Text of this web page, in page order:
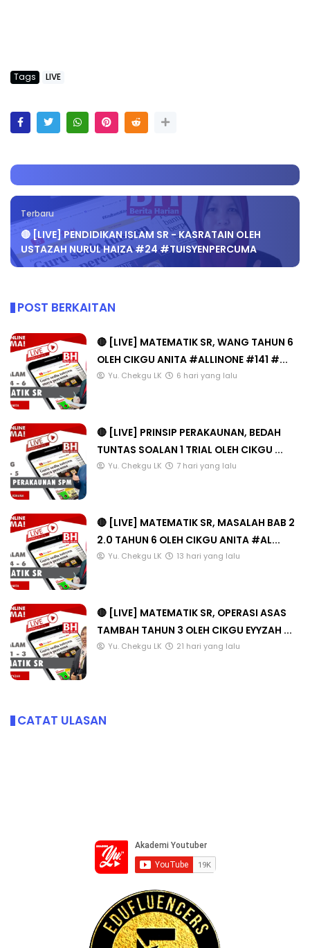
Tags LIVE
Terbaru
🔴 [LIVE] PENDIDIKAN ISLAM SR - KASRATAIN OLEH
USTAZAH NURUL HAIZA #24 #TUISYENPERCUMA
POST BERKAITAN
🔴 [LIVE] MATEMATIK SR, WANG TAHUN 6
OLEH CIKGU ANITA #ALLINONE #141 #...
Yu. Chekgu LK 6 hari yang lalu
🔴 [LIVE] PRINSIP PERAKAUNAN, BEDAH
TUNTAS SOALAN 1 TRIAL OLEH CIKGU ...
Yu. Chekgu LK 7 hari yang lalu
🔴 [LIVE] MATEMATIK SR, MASALAH BAB 2
2.0 TAHUN 6 OLEH CIKGU ANITA #AL...
Yu. Chekgu LK 13 hari yang lalu
🔴 [LIVE] MATEMATIK SR, OPERASI ASAS
TAMBAH TAHUN 3 OLEH CIKGU EYYZAH ...
Yu. Chekgu LK 21 hari yang lalu
CATAT ULASAN